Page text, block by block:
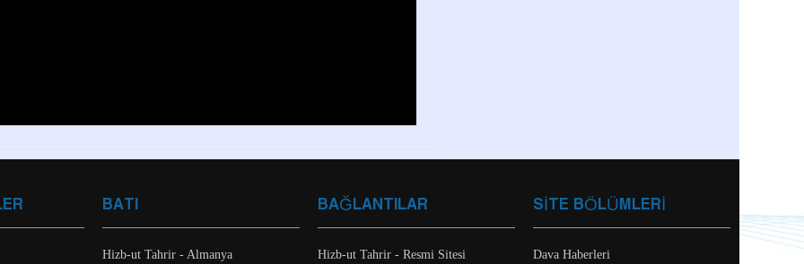
SİTE BÖLÜMLERİ
Dava Haberleri
BAĞLANTILAR
Hizb-ut Tahrir - Resmi Sitesi
BATI
Hizb-ut Tahrir - Almanya